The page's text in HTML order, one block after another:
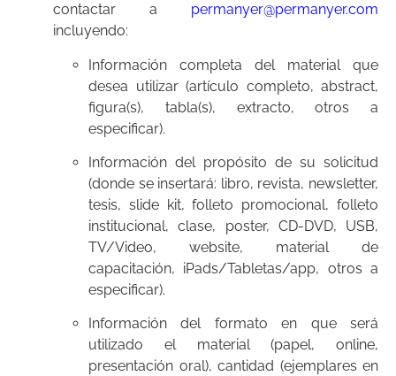
contactar a permanyer@permanyer.com
incluyendo:
Información completa del material que
desea utilizar (artículo completo, abstract,
figura(s), tabla(s), extracto, otros a
especificar).
Información del propósito de su solicitud
(donde se insertará: libro, revista, newsletter,
tesis, slide kit, folleto promocional, folleto
institucional, clase, poster, CD-DVD, USB,
TV/Video, website, material de
capacitación, iPads/Tabletas/app, otros a
especificar).
Información del formato en que será
utilizado el material (papel, online,
presentación oral), cantidad (ejemplares en